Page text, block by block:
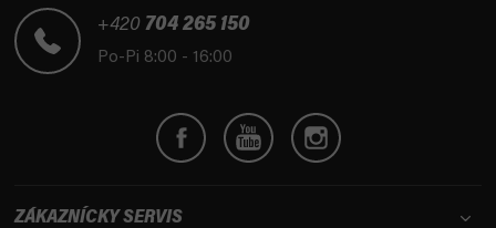
+420 704 265 150
Po-Pi 8:00 - 16:00
ZÁKAZNÍCKY SERVIS